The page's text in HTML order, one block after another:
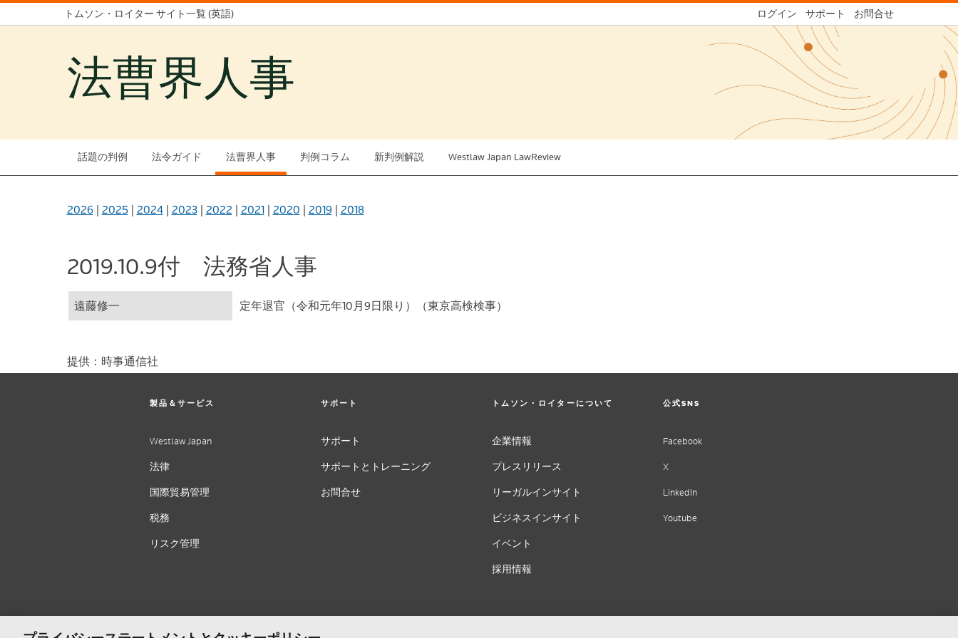
トムソン・ロイター サイト一覧 (英語) ログイン サポート お問合せ
法曹界人事
話題の判例 法令ガイド 法曹界人事 判例コラム 新判例解説 Westlaw Japan LawReview
2026| 2025| 2024| 2023| 2022 | 2021| 2020 | 2019 | 2018
2019.10.9付 法務省人事
遠藤修一 定年退官（令和元年10月9日限り）（東京高検検事）
提供：時事通信社
製品＆サービス
Westlaw Japan
法律
国際貿易管理
税務
リスク管理
サポート
サポート
サポートとトレーニング
お問合せ
トムソン・ロイターについて
企業情報
プレスリリース
リーガルインサイト
ビジネスインサイト
イベント
採用情報
公式SNS
Facebook
X
LinkedIn
Youtube